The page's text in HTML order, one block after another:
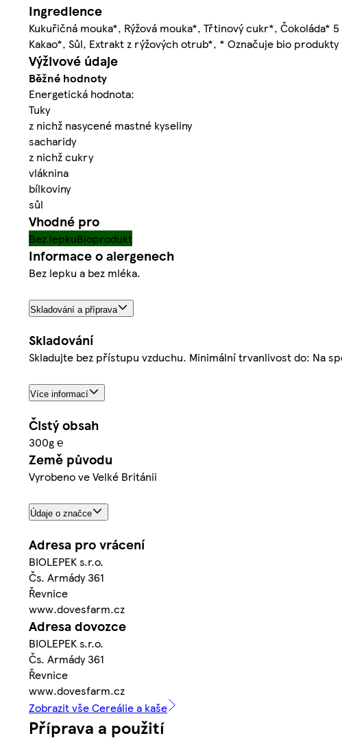
Ingredience
Kukuřičná mouka*, Rýžová mouka*, Třtinový cukr*,
Kakao*, Sůl, Extrakt z rýžových otrub*, * Označuje bio produkty
Výživové údaje
Běžné hodnoty
Energetická hodnota:
Tuky
z nichž nasycené mastné kyseliny
sacharidy
z nichž cukry
vláknina
bílkoviny
sůl
Vhodné pro
Bez lepkuBioprodukt
Informace o alergenech
Bez lepku a bez mléka.
Skladování a příprava
Skladování
Skladujte bez přístupu vzduchu. Minimální trvanlivost do: Na
Více informací
Čistý obsah
300g ℮
Země původu
Vyrobeno ve Velké Británii
Údaje o značce
Adresa pro vrácení
BIOLEPEK s.r.o.
Čs. Armády 361
Řevnice
www.dovesfarm.cz
Adresa dovozce
BIOLEPEK s.r.o.
Čs. Armády 361
Řevnice
www.dovesfarm.cz
Zobrazit vše Cereálie a kaše
Příprava a použití